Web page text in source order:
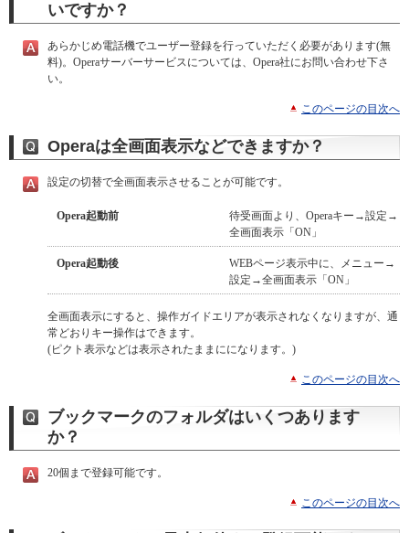
いですか？
あらかじめ電話機でユーザー登録を行っていただく必要があります(無
料)。Operaサーバーサービスについては、Opera社にお問い合わせ下さ
い。
このページの目次へ
Operaは全画面表示などできますか？
設定の切替で全画面表示させることが可能です。
Opera起動前
待受画面より、Operaキー→設定→
全画面表示「ON」
Opera起動後
WEBページ表示中に、メニュー→
設定→全画面表示「ON」
全画面表示にすると、操作ガイドエリアが表示されなくなりますが、通
常どおりキー操作はできます。
(ピクト表示などは表示されたままにになります。)
このページの目次へ
ブックマークのフォルダはいくつあります
か？
20個まで登録可能です。
このページの目次へ